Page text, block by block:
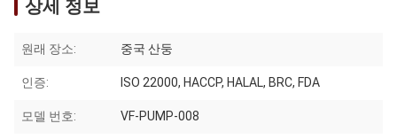
상세 정보
원래 장소: 중국 산둥
인증: ISO 22000, HACCP, HALAL, BRC, FDA
모델 번호: VF-PUMP-008